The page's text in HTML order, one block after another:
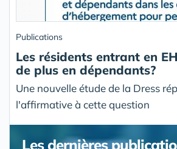
Publications
Les résidents entrant en
de plus en dépendants?
Une nouvelle étude de la Dress
l'affirmative à cette question
Les dernières